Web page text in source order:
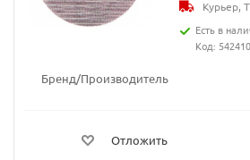
Бренд/Производитель
Отложить
Курьер,
Есть в
Код: